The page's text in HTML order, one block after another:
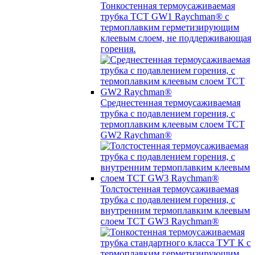
Тонкостенная термоусаживаемая
трубка TCT GW1 Raychman® с
термоплавким герметизирующим
клеевым слоем, не поддерживающая
горения.
Среднестенная термоусаживаемая
трубка c подавлением горения, с
термоплавким клеевым слоем TCT
GW2 Raychman®
Толстостенная термоусаживаемая
трубка c подавлением горения, с
внутренним термоплавким клеевым
слоем TCT GW3 Raychman®